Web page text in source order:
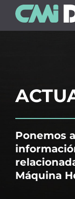
Ponemos
Máquina